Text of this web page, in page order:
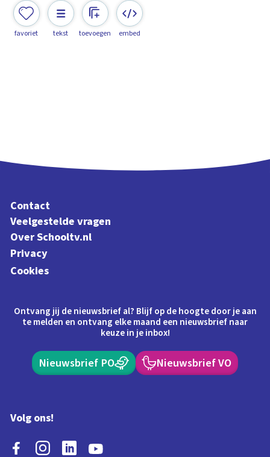
favoriet tekst toevoegen embed
Contact
Veelgestelde vragen
Over Schooltv.nl
Privacy
Cookies
Ontvang jij de nieuwsbrief al? Blijf op de hoogte door je aan
te melden en ontvang elke maand een nieuwsbrief naar
keuze in je inbox!
Nieuwsbrief PO Nieuwsbrief VO
Volg ons!